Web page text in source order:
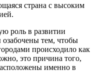
страна с высоким
роль в развитии
тем, чтобы
происходило как
это причина того,
именно в